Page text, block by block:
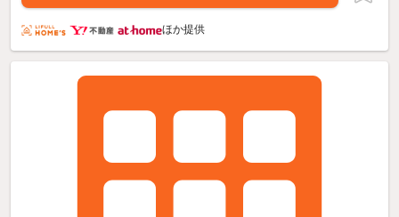
ほか提供